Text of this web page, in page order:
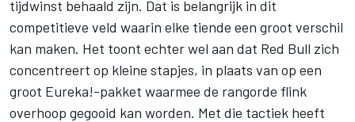
tijdwinst behaald zijn. Dat is belangrijk in dit
competitieve veld waarin elke tiende een groot verschil
kan maken. Het toont echter wel aan dat Red Bull zich
concentreert op kleine stapjes, in plaats van op een
groot Eureka!-pakket waarmee de rangorde flink
overhoop gegooid kan worden. Met die tactiek heeft